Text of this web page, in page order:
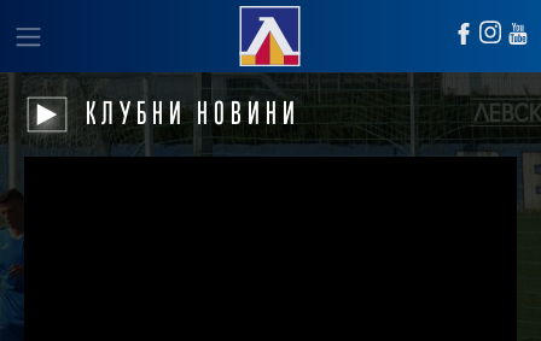
КЛУБНИ НОВИНИ